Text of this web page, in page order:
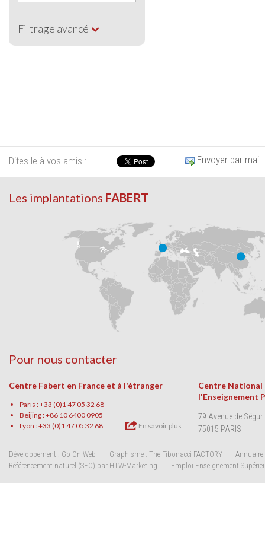
Filtrage avancé
Dites le à vos amis : Envoyer par mail
Les implantations FABERT
Pour nous contacter
Centre Fabert en France et à l'étranger
Paris : +33 (0)1 47 05 32 68
Beijing : +86 10 6400 0905
Lyon : +33 (0)1 47 05 32 68
En savoir plus
Centre National
l'Enseignement
79 Avenue de Ségur
75015 PARIS
Développement : Go On Web Graphisme : The Fibonacci FACTORY
Annuaire
Référencement naturel (SEO) par HTW-Marketing
Emploi Enseignement